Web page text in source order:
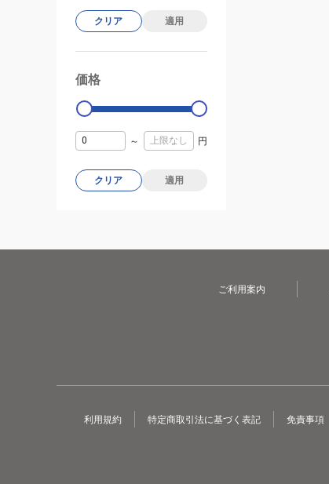
クリア 適用
価格
0
～ 円
クリア 適用
ご利用案内
利用規約 特定商取引法に基づく表記 免責事項